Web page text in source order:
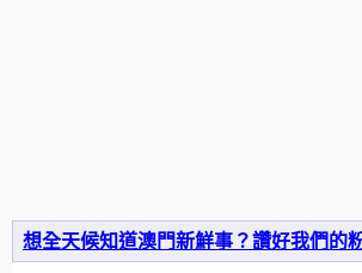
想全天候知道澳門新鮮事？讚好我們的